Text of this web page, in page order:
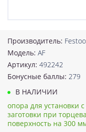
Производитель:
Модель: AF
Артикул: 492242
Бонусные баллы: 279
В НАЛИЧИИ
опора для установки
заготовки при
поверхность на 300